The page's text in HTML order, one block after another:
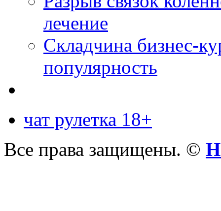
лечение
Складчина бизнес-
популярность
чат рулетка 18+
Все права защищены. ©